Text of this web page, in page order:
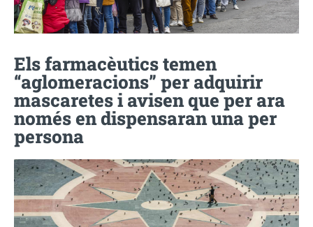
Els farmacèutics temen
“aglomeracions” per adquirir
mascaretes i avisen que per ara
només en dispensaran una per
persona